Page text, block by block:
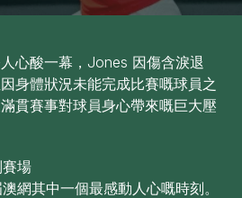
心酸一幕，Jones 因傷含淚退
身體狀況未能完成比賽嘅球員之
貫賽事對球員身心帶來嘅巨大壓
場
網其中一個最感動人心嘅時刻。